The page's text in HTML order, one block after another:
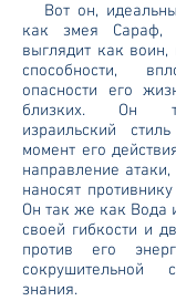
Вот он,
как змея Сараф,
выглядит как
способности,
опасности его
близких. Он
израильский стиль
момент его
направление
наносят
Он так же как Вода
своей гибкости и
против его
знания.